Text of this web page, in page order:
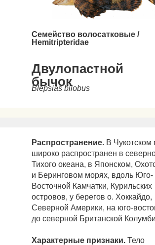
Семейство волосатковые /
Hemitripteridae
Двулопастной
бычок
Blepsias bilobus
Распространение. В Чукотском
широко распространен в
Тихого океана, в Японском,
и Беринговом морях, вдоль Юго-
Восточной Камчатки, Курильских
островов, у берегов о. Хоккайдо,
Северной Америки, на юго-
до северной Британской
Характерные признаки. Тело